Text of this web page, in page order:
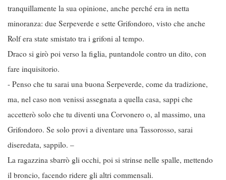
tranquillamente la sua opinione, anche perché era in netta
minoranza: due Serpeverde e sette Grifondoro, visto che anche
Rolf era state smistato tra i grifoni al tempo.
Draco si girò poi verso la figlia, puntandole contro un dito, con
fare inquisitorio.
- Penso che tu sarai una buona Serpeverde, come da tradizione,
ma, nel caso non venissi assegnata a quella casa, sappi che
accetterò solo che tu diventi una Corvonero o, al massimo, una
Grifondoro. Se solo provi a diventare una Tassorosso, sarai
diseredata, sappilo. –
La ragazzina sbarrò gli occhi, poi si strinse nelle spalle, mettendo
il broncio, facendo ridere gli altri commensali.